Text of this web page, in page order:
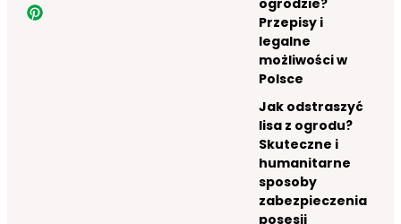
Przepisy i
legalne
możliwości w
Polsce
Jak odstraszyć
lisa z ogrodu?
Skuteczne i
humanitarne
sposoby
zabezpieczenia
posesji